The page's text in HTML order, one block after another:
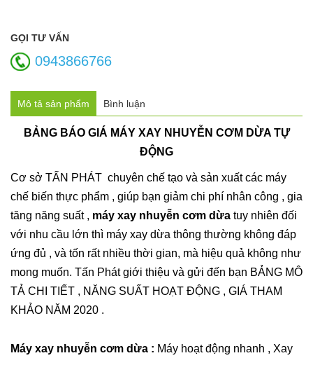
GỌI TƯ VẤN
0943866766
Mô tả sản phẩm Bình luận
BẢNG BÁO GIÁ MÁY XAY NHUYỄN CƠM DỪA TỰ
ĐỘNG
Cơ sở TẤN PHÁT chuyên chế tạo và sản xuất các máy
chế biến thực phẩm , giúp bạn giảm chi phí nhân công , gia
tăng năng suất , máy xay nhuyễn cơm dừa tuy nhiên đối
với nhu cầu lớn thì máy xay dừa thông thường không đáp
ứng đủ , và tốn rất nhiều thời gian, mà hiệu quả không như
mong muốn. Tấn Phát giới thiệu và gửi đến bạn BẢNG MÔ
TẢ CHI TIẾT , NĂNG SUẤT HOẠT ĐỘNG , GIÁ THAM
KHẢO NĂM 2020 .
Máy xay nhuyễn cơm dừa : Máy hoạt động nhanh , Xay